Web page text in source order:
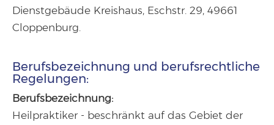
Dienstgebäude Kreishaus, Eschstr. 29, 49661
Cloppenburg.
Berufsbezeichnung und berufsrechtliche
Regelungen:
Berufsbezeichnung:
Heilpraktiker - beschränkt auf das Gebiet der